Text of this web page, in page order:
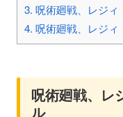
3. 呪術廻戦、レジィ
4. 呪術廻戦、レジィ
呪術廻戦、レ
ル